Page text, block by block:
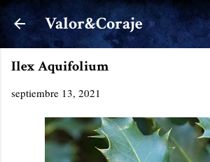
Ir al contenido principal
Valor&Coraje
Ilex Aquifolium
septiembre 13, 2021